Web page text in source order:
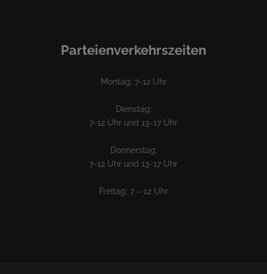
Parteienverkehrszeiten
Montag: 7-12 Uhr
Dienstag:
7-12 Uhr und 13-17 Uhr
Donnerstag:
7-12 Uhr und 13-17 Uhr
Freitag: 7 – 12 Uhr